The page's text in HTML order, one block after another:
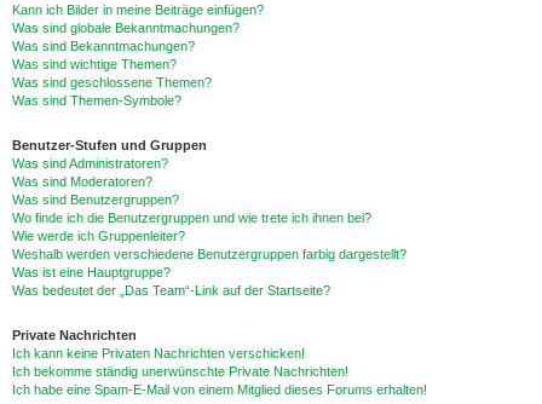
Kann ich Bilder in meine Beiträge einfügen?
Was sind globale Bekanntmachungen?
Was sind Bekanntmachungen?
Was sind wichtige Themen?
Was sind geschlossene Themen?
Was sind Themen-Symbole?
Benutzer-Stufen und Gruppen
Was sind Administratoren?
Was sind Moderatoren?
Was sind Benutzergruppen?
Wo finde ich die Benutzergruppen und wie trete ich ihnen bei?
Wie werde ich Gruppenleiter?
Weshalb werden verschiedene Benutzergruppen farbig dargestellt?
Was ist eine Hauptgruppe?
Was bedeutet der „Das Team“-Link auf der Startseite?
Private Nachrichten
Ich kann keine Privaten Nachrichten verschicken!
Ich bekomme ständig unerwünschte Private Nachrichten!
Ich habe eine Spam-E-Mail von einem Mitglied dieses Forums erhalten!